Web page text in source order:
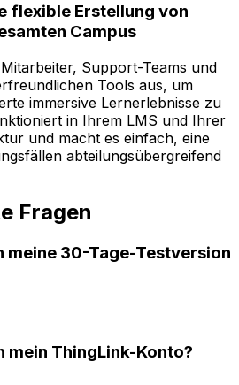
flexible Erstellung von
Campus
Support-Teams und
Tools aus, um
immersive Lernerlebnisse zu
in Ihrem LMS und Ihrer
und macht es einfach, eine
abteilungsübergreifend
Fragen
meine 30-Tage-Testversion
mein ThingLink-Konto?